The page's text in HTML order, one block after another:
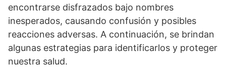
encontrarse disfrazados bajo nombres
inesperados, causando confusión y posibles
reacciones adversas. A continuación, se brindan
algunas estrategias para identificarlos y proteger
nuestra salud.